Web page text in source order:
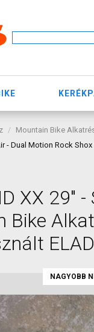
Mountain Bike
- Dual Motion Rock
XX 29"
Bike
NAGYOBB